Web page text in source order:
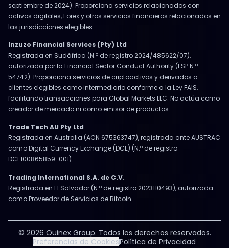
septiembre de 2024). Proporciona servicios relacionados con
activos digitales, Forex y otros servicios financieros relacionados en
las jurisdicciones elegibles.
Inzuzo Financial Services (Pty) Ltd
Registrada en Sudáfrica (N.º de registro 2024/485622/07),
autorizada por la Financial Sector Conduct Authority (FSP N.º
54742). Proporciona servicios de criptoactivos y derivados a
clientes elegibles como intermediario conforme a la Ley FAIS,
facilitando transacciones para Global Markets LLC. No actúa como
creador de mercado ni como emisor de productos.
Trade Tech AU Pty Ltd
Registrada en Australia (ACN 675363747), registrada ante AUSTRAC
como Digital Currency Exchange (DCE) (N.º de registro
DCE100865859-001).
Trading International S.A. de C.V.
Registrada en El Salvador (N.º de registro 2023110493), autorizada
como Proveedor de Servicios de Bitcoin.
© 2026 Ouinex Group. Todos los derechos reservados.
Preferencias de CookiesPolítica de Privacidad